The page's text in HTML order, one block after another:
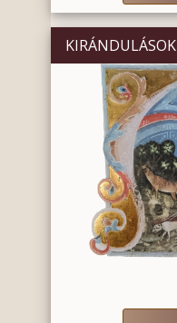
KIRÁNDULÁSOK